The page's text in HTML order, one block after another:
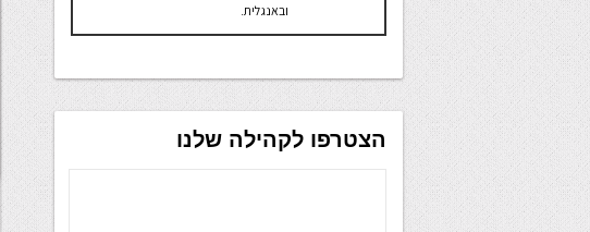
ובאנגלית.
הצטרפו לקהילה שלנו